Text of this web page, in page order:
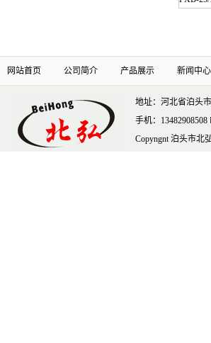
网站首页 公司简介 产品展示 新闻中心
地址：河北省泊头
手机：
Copyngnt 泊头市北